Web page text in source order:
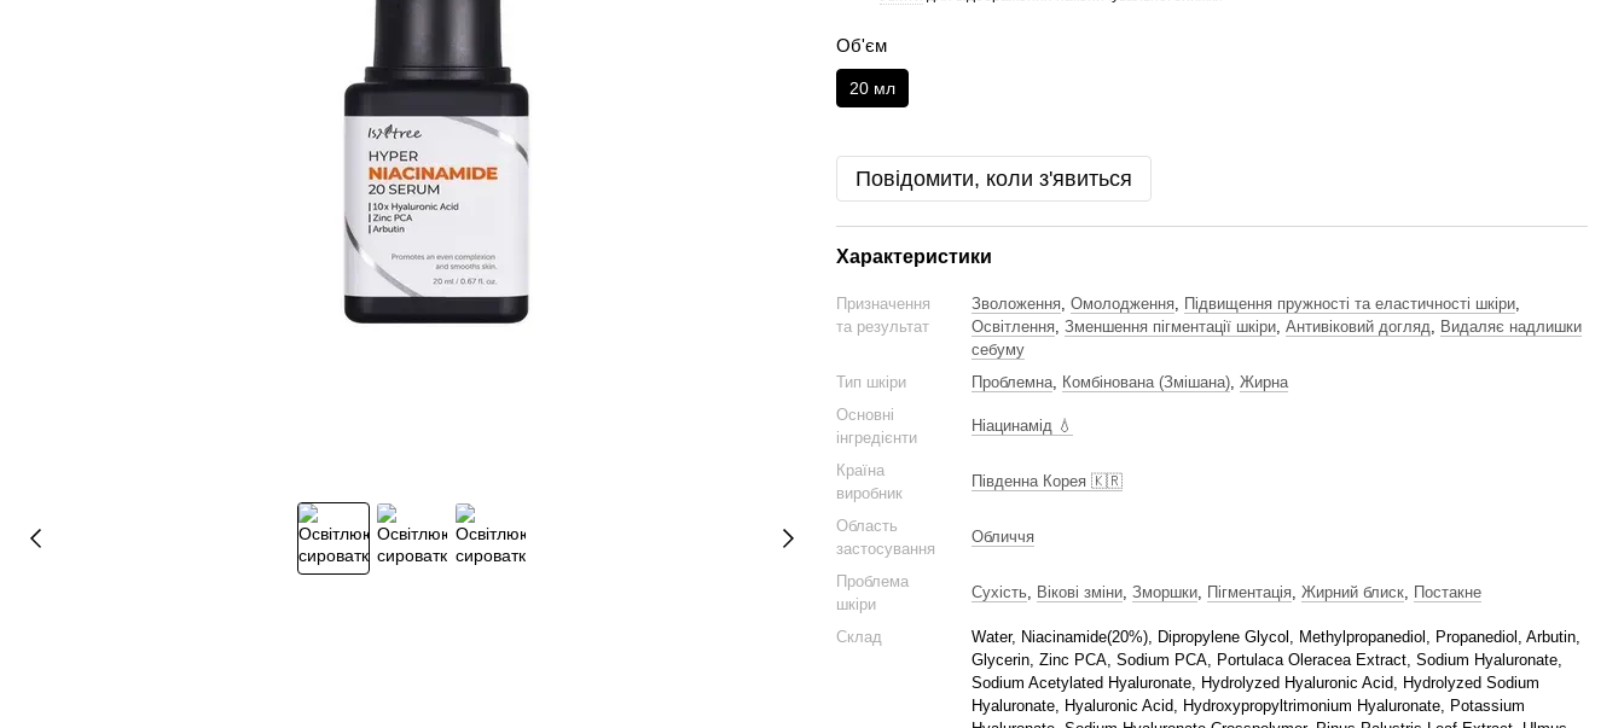
Об'єм
20 мл
Повідомити, коли з'явиться
Характеристики
Призначення
та результат
Зволоження, Омолодження, Підвищення пружності та еластичності шкіри,
Освітлення, Зменшення пігментації шкіри, Антивіковий догляд, Видаляє надлишки
себуму
Тип шкіри
Проблемна, Комбінована (Змішана), Жирна
Основні
інгредієнти
Ніацинамід 💧
Країна
виробник
Південна Корея 🇰🇷
Область
застосування
Обличчя
Проблема
шкіри
Сухість, Вікові зміни, Зморшки, Пігментація, Жирний блиск, Постакне
Склад
Water, Niacinamide(20%), Dipropylene Glycol, Methylpropanediol, Propanediol, Arbutin,
Glycerin, Zinc PCA, Sodium PCA, Portulaca Oleracea Extract, Sodium Hyaluronate,
Sodium Acetylated Hyaluronate, Hydrolyzed Hyaluronic Acid, Hydrolyzed Sodium
Hyaluronate, Hyaluronic Acid, Hydroxypropyltrimonium Hyaluronate, Potassium